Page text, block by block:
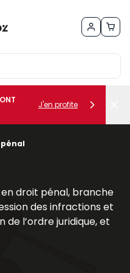
J'en profite
en droit pénal, branche
des infractions et
de l’ordre juridique, et
est
les avocats et les